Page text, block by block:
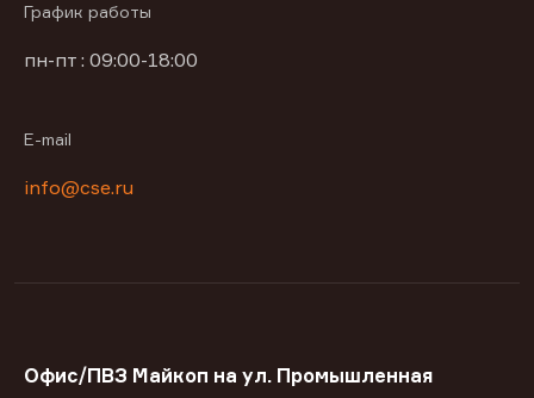
График работы
пн-пт : 09:00-18:00
E-mail
info@cse.ru
Офис/ПВЗ Майкоп на ул. Промышленная